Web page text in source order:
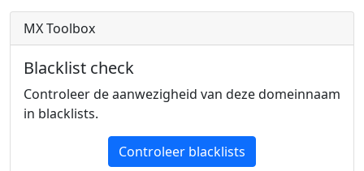
MX Toolbox
Blacklist check
Controleer de aanwezigheid van deze domeinnaam
in blacklists.
Controleer blacklists